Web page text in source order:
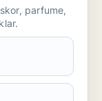
parfume,